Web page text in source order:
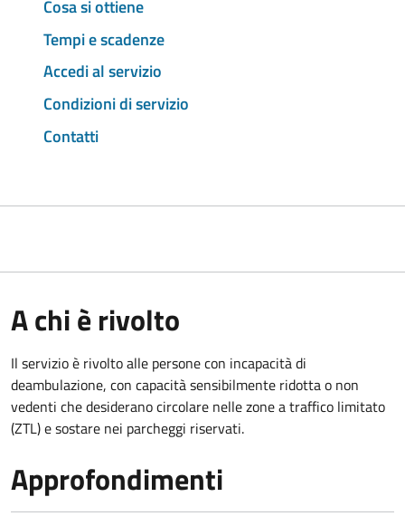
Cosa si ottiene
Tempi e scadenze
Accedi al servizio
Condizioni di servizio
Contatti
A chi è rivolto
Il servizio è rivolto alle persone con incapacità di
deambulazione, con capacità sensibilmente ridotta o non
vedenti che desiderano circolare nelle zone a traffico limitato
(ZTL) e sostare nei parcheggi riservati.
Approfondimenti